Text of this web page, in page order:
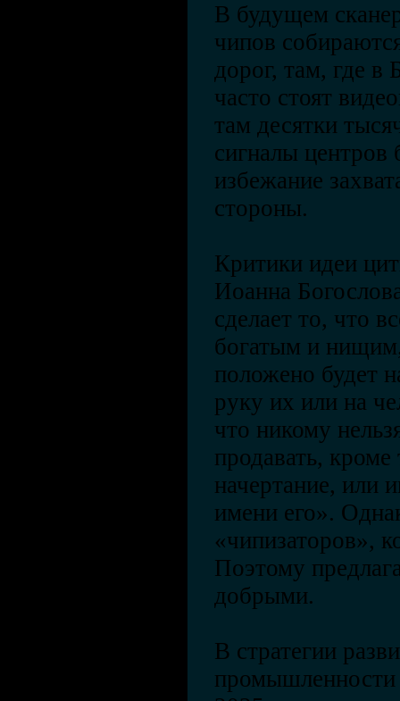
В будущем
чипов
дорог, там, где в
часто стоят
там десятки
сигналы центров
избежание
стороны.
Критики идеи
Иоанна
сделает то, что
богатым и
положено будет
руку их или на
что никому
продавать, кроме
начертание, или
имени его».
«чипизаторов»,
Поэтому
добрыми.
В стратегии
промышленности